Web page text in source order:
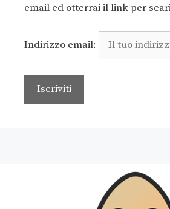
email ed otterrai il link per
Indirizzo email: